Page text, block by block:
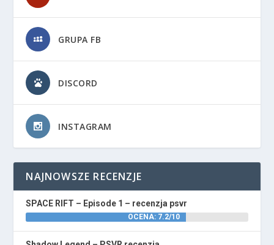
GRUPA FB
DISCORD
INSTAGRAM
NAJNOWSZE RECENZJE
SPACE RIFT – Episode 1 – recenzja psvr
OCENA: 7.2/10